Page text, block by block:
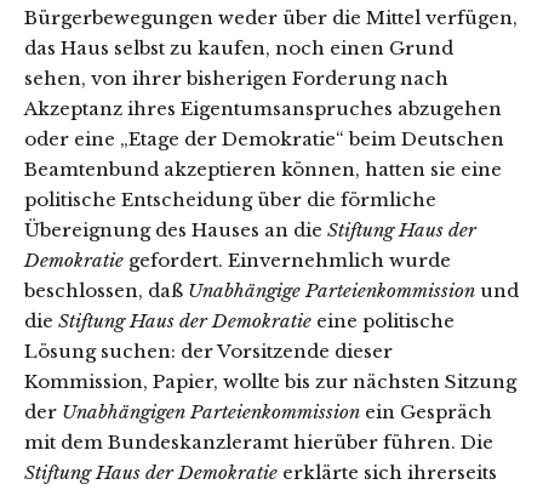
Bürgerbewegungen weder über die Mittel verfügen,
das Haus selbst zu kaufen, noch einen Grund
sehen, von ihrer bisherigen Forderung nach
Akzeptanz ihres Eigentumsanspruches abzugehen
oder eine „Etage der Demokratie“ beim Deutschen
Beamtenbund akzeptieren können, hatten sie eine
politische Entscheidung über die förmliche
Übereignung des Hauses an die Stiftung Haus der
Demokratie gefordert. Einvernehmlich wurde
beschlossen, daß Unabhängige Parteienkommission und
die Stiftung Haus der Demokratie eine politische
Lösung suchen: der Vorsitzende dieser
Kommission, Papier, wollte bis zur nächsten Sitzung
der Unabhängigen Parteienkommission ein Gespräch
mit dem Bundeskanzleramt hierüber führen. Die
Stiftung Haus der Demokratie erklärte sich ihrerseits